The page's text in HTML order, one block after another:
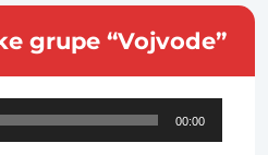
grupe “Vojvode”
00:00